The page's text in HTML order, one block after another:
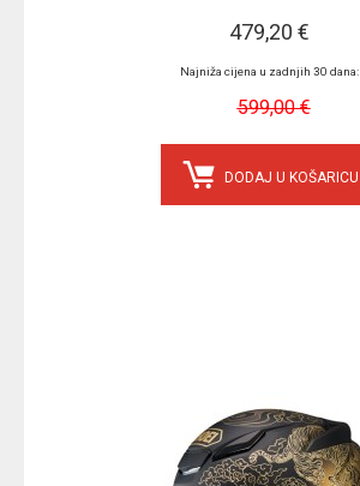
479,20 €
Najniža cijena u zadnjih 30 dana:
599,00 €
DODAJ U KOŠARICU